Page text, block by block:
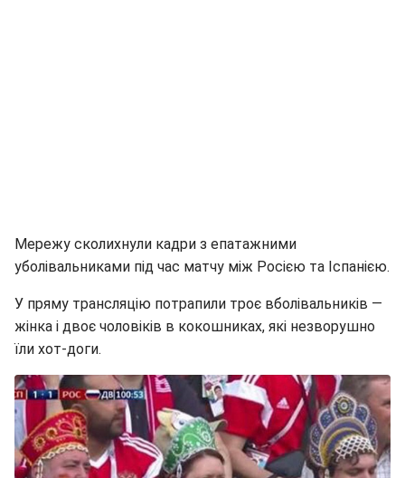
Мережу сколихнули кадри з епатажними
уболівальниками під час матчу між Росією та Іспанією.
У пряму трансляцію потрапили троє вболівальників —
жінка і двоє чоловіків в кокошниках, які незворушно
їли хот-доги.